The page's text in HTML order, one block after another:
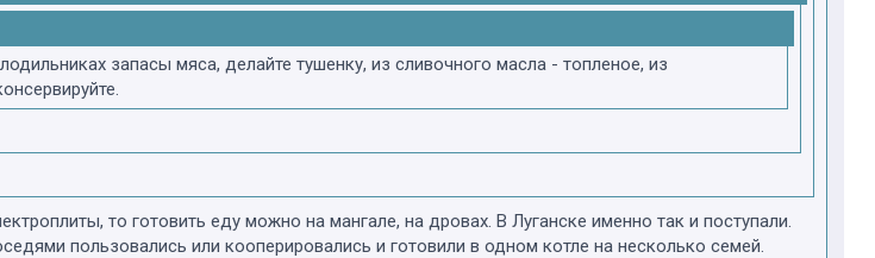
запасы мяса, делайте тушенку, из сливочного масла - топленое, из
то готовить еду можно на мангале, на дровах. В Луганске именно так и поступали.
пользовались или кооперировались и готовили в одном котле на несколько семей.